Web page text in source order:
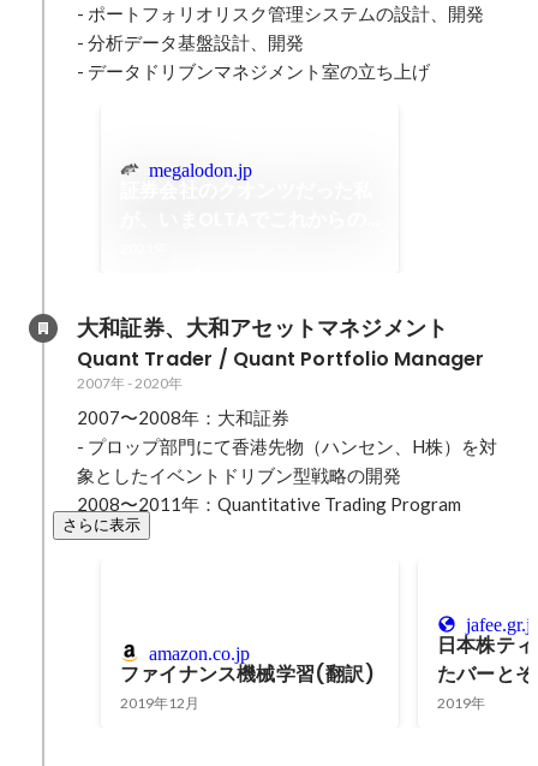
- ポートフォリオリスク管理システムの設計、開発
- 分析データ基盤設計、開発
- データドリブンマネジメント室の立ち上げ
megalodon.jp
大和証券、大和アセットマネジメント
Quant Trader / Quant Portfolio Manager
2007年-2020年
2007〜2008年：大和証券
- プロップ部門にて香港先物（ハンセン、H株）を対
象としたイベントドリブン型戦略の開発
2008〜2011年：Quantitative Trading Program
さらに表示
amazon.co.jp
ファイナンス機械学習(翻訳)
2019年12月
日本株テ
たバーと
2019年